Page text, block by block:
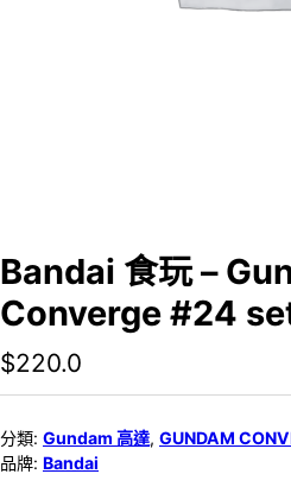
Bandai 食玩 –
Converge #24
$220.0
分類: Gundam 高達, GUNDAM
品牌: Bandai